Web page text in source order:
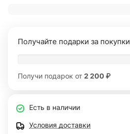
Получайте подарки за покупки
Получи подарок от 2 200 ₽
Есть в наличии
Условия доставки